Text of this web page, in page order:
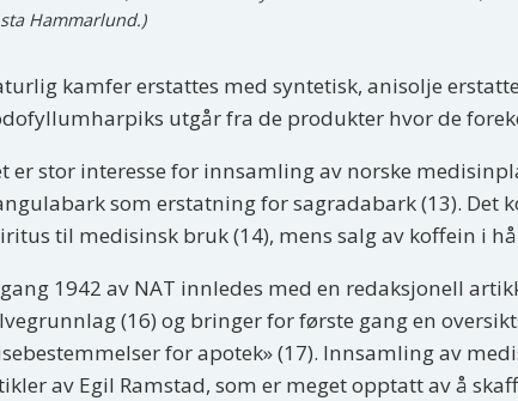
Hammarlund.)
kamfer erstattes med syntetisk, anisolje
utgår fra de produkter hvor de
er stor interesse for innsamling av norske
som erstatning for sagradabark (13). Det
til medisinsk bruk (14), mens salg av koffein i
1942 av NAT innledes med en redaksjonell
(16) og bringer for første gang en
for apotek» (17). Innsamling av
av Egil Ramstad, som er meget opptatt av å